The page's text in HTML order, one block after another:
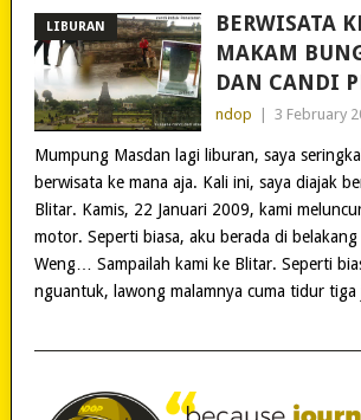
LIBURAN
BERWISATA
MAKAM
DAN CANDI
ndop 3 February
Mumpung Masdan lagi liburan, saya
berwisata ke mana aja. Kali ini, saya diajak
Blitar. Kamis, 22 Januari 2009, kami
motor. Seperti biasa, aku berada di
Weng… Sampailah kami ke Blitar. Seperti
nguantuk, lawong malamnya cuma tidur